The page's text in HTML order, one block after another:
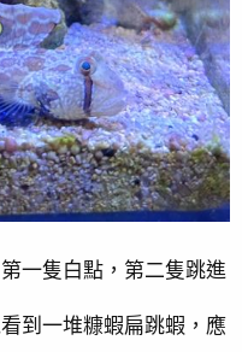
一隻白點，第二隻跳進
到一堆糠蝦扁跳蝦，應